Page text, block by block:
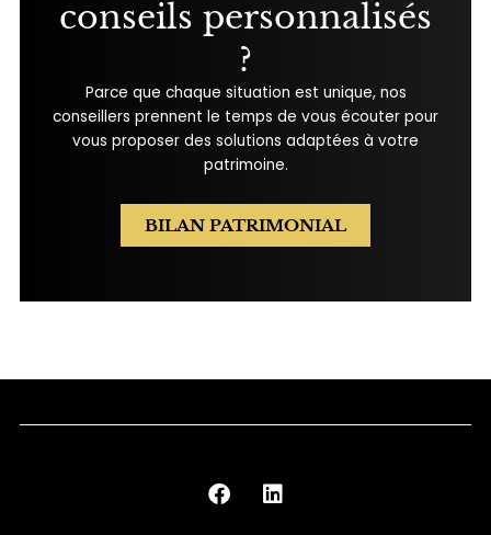
conseils personnalisés
?
Parce que chaque situation est unique, nos
conseillers prennent le temps de vous écouter pour
vous proposer des solutions adaptées à votre
patrimoine.
BILAN PATRIMONIAL
a
i